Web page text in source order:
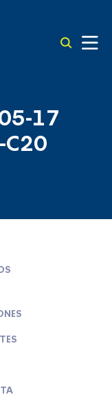
17
C20